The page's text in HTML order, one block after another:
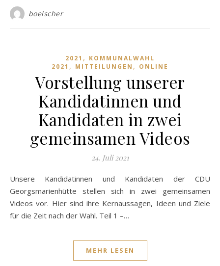
boelscher
2021 , KOMMUNALWAHL
2021 , MITTEILUNGEN , ONLINE
Vorstellung unserer
Kandidatinnen und
Kandidaten in zwei
gemeinsamen Videos
24. Juli 2021
Unsere Kandidatinnen und Kandidaten der CDU
Georgsmarienhütte stellen sich in zwei gemeinsamen
Videos vor. Hier sind ihre Kernaussagen, Ideen und Ziele
für die Zeit nach der Wahl. Teil 1 –…
MEHR LESEN